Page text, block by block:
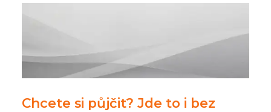
Chcete si půjčit? Jde to i bez